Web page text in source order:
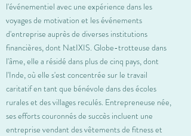
l'événementiel avec une expérience dans les
voyages de motivation et les événements
d'entreprise auprès de diverses institutions
financières, dont NatIXIS. Globe-trotteuse dans
l'âme, elle a résidé dans plus de cinq pays, dont
l'Inde, où elle s'est concentrée sur le travail
caritatif en tant que bénévole dans des écoles
rurales et des villages reculés. Entrepreneuse née,
ses efforts couronnés de succès incluent une
entreprise vendant des vêtements de fitness et